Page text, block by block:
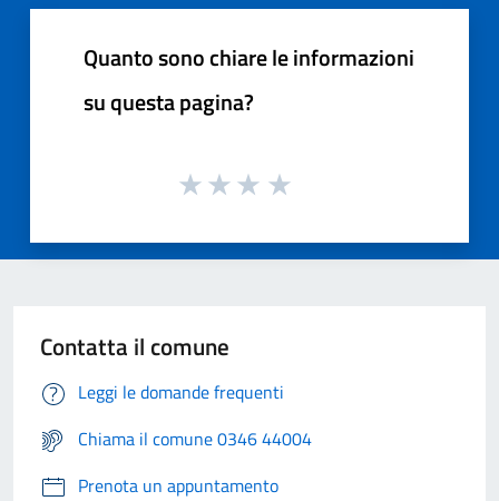
Quanto sono chiare le informazioni
su questa pagina?
Contatta il comune
Leggi le domande frequenti
Chiama il comune 0346 44004
Prenota un appuntamento